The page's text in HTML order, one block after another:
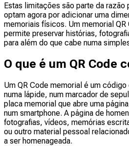
Estas limitações são parte da razão
optam agora por adicionar uma
memoriais físicos. Um memorial QR
permite preservar histórias,
para além do que cabe numa
O que é um QR Code
Um QR Code memorial é um
numa lápide, num marcador de
placa memorial que abre uma
num smartphone. A página de
fotografias, vídeos, memórias
ou outro material pessoal
a ser homenageada.